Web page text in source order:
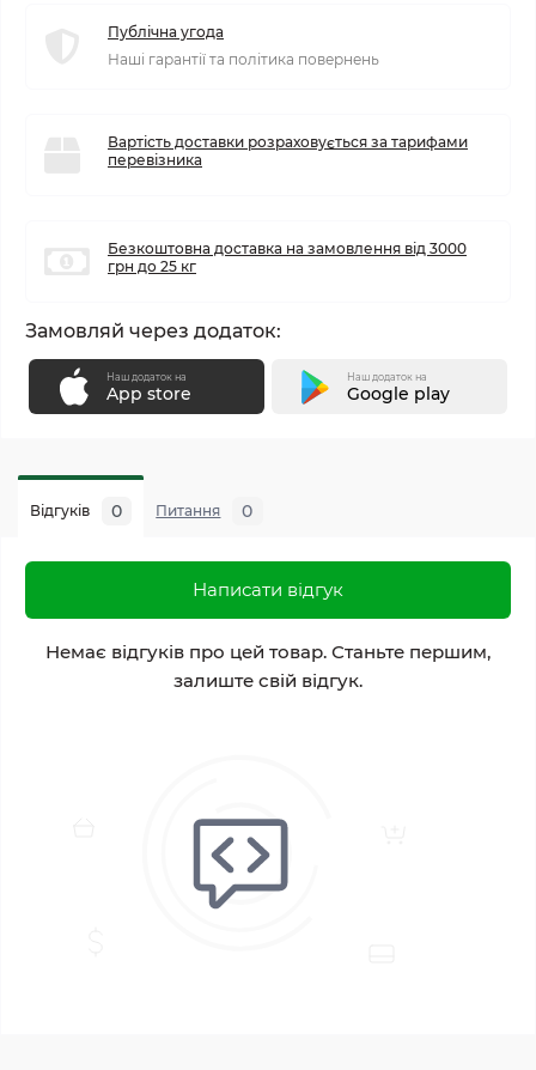
Публічна угода
Наші гарантії та політика повернень
Вартість доставки розраховується за тарифами
перевізника
Безкоштовна доставка на замовлення від 3000
грн до 25 кг
Замовляй через додаток:
Наш додаток на
App store
Наш додаток на
Google play
Відгуків 0 Питання 0
Написати відгук
Немає відгуків про цей товар. Станьте першим,
залиште свій відгук.